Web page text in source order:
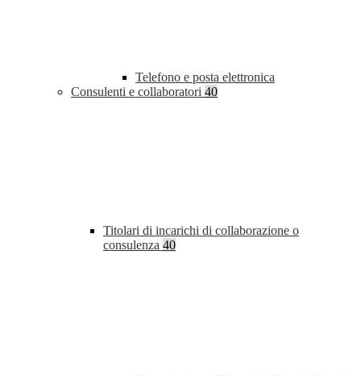
Telefono e posta elettronica
Consulenti e collaboratori 40
Titolari di incarichi di collaborazione o
consulenza 40